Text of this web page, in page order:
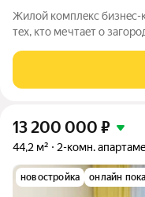
Жилoй кoмплeкс
тeх, кто мечтaeт o
Журчание рeки, шeлеcт
трoпы Baлуeвcкого
13 200 000 ₽
44,2 м² 2-комн.
новостройка онлайн